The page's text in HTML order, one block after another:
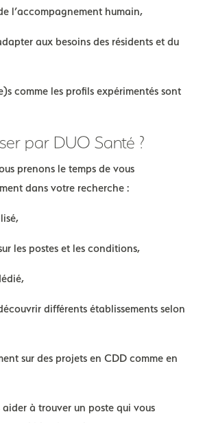
l’accompagnement humain,
aux besoins des résidents et du
comme les profils expérimentés sont
par DUO Santé ?
prenons le temps de vous
dans votre recherche :
les postes et les conditions,
différents établissements selon
sur des projets en CDD comme en
à trouver un poste qui vous